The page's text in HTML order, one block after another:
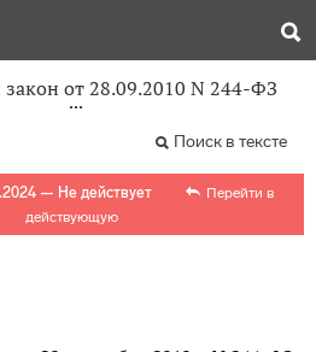
от 28.09.2010 N 244-ФЗ
Поиск в тексте
— Не действует
Перейти в
действующую